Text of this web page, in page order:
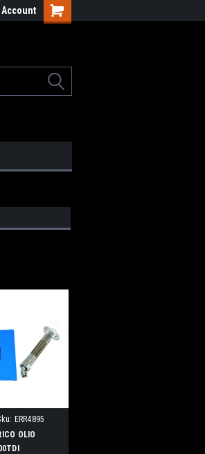
Welcome to the #3 Online Parts
Account
ERR4895
OLIO